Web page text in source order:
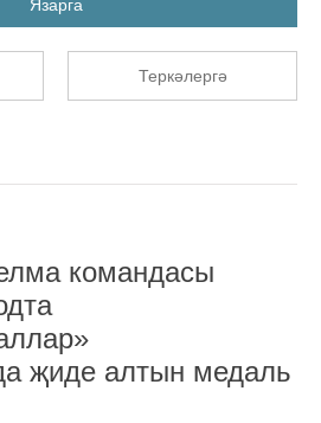
Язарга
Теркәлергә
командасы
җиде алтын медаль